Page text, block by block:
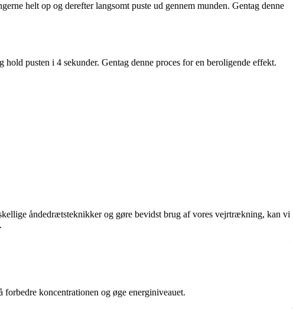
helt op og derefter langsomt puste ud gennem munden. Gentag denne
pusten i 4 sekunder. Gentag denne proces for en beroligende effekt.
åndedrætsteknikker og gøre bevidst brug af vores vejrtrækning, kan vi
koncentrationen og øge energiniveauet.